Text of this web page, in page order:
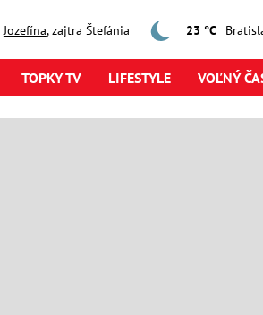
Jozefína, zajtra Štefánia 23 °C
TOPKY TV LIFESTYLE VOĽNÝ